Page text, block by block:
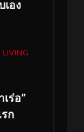
เอง
LIVING
เร่อ”
ก